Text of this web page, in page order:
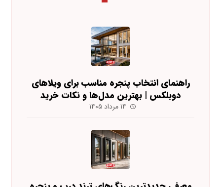
راهنمای انتخاب پنجره مناسب برای ویلاهای
دوبلکس | بهترین مدل‌ها و نکات خرید
۱۴ مرداد ۱۴۰۵